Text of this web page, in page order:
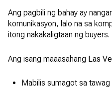
Ang pagbili ng bahay ay
komunikasyon, lalo na sa
itong nakakaligtaan ng buyers.
Ang isang maaasahang Las
Mabilis sumagot sa